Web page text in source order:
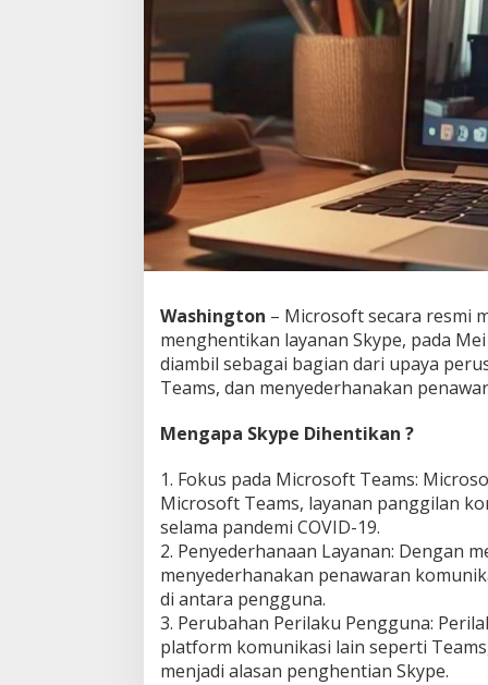
s
o
i
k
a
n
p
l
k
s
i
L
g
n
d
a
r
i
s
I
Washington – Microsoft secara resmi
menghentikan layanan Skype, pada
diambil sebagai bagian dari upaya
Teams, dan menyederhanakan
Mengapa Skype Dihentikan ?
1. Fokus pada Microsoft Teams:
Microsoft Teams, layanan panggilan
selama pandemi COVID-19.
2. Penyederhanaan Layanan: Dengan
menyederhanakan penawaran
di antara pengguna.
3. Perubahan Perilaku Pengguna:
platform komunikasi lain seperti
menjadi alasan penghentian Skype.